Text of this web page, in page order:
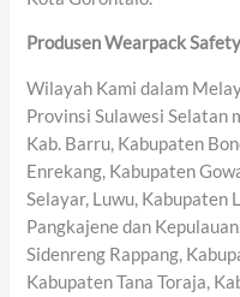
Produsen Wearpack
Wilayah Kami dalam
Provinsi Sulawesi Selatan
Kab. Barru, Kabupaten
Enrekang, Kabupaten
Selayar, Luwu, Kabupaten
Pangkajene dan
Sidenreng Rappang,
Kabupaten Tana Toraja,